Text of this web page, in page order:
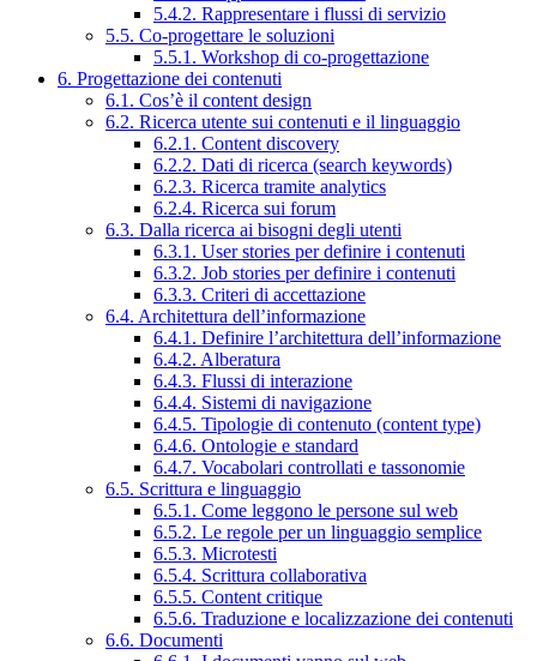
5.4.2. Rappresentare i flussi di servizio
5.5. Co-progettare le soluzioni
5.5.1. Workshop di co-progettazione
6. Progettazione dei contenuti
6.1. Cos’è il content design
6.2. Ricerca utente sui contenuti e il linguaggio
6.2.1. Content discovery
6.2.2. Dati di ricerca (search keywords)
6.2.3. Ricerca tramite analytics
6.2.4. Ricerca sui forum
6.3. Dalla ricerca ai bisogni degli utenti
6.3.1. User stories per definire i contenuti
6.3.2. Job stories per definire i contenuti
6.3.3. Criteri di accettazione
6.4. Architettura dell’informazione
6.4.1. Definire l’architettura dell’informazione
6.4.2. Alberatura
6.4.3. Flussi di interazione
6.4.4. Sistemi di navigazione
6.4.5. Tipologie di contenuto (content type)
6.4.6. Ontologie e standard
6.4.7. Vocabolari controllati e tassonomie
6.5. Scrittura e linguaggio
6.5.1. Come leggono le persone sul web
6.5.2. Le regole per un linguaggio semplice
6.5.3. Microtesti
6.5.4. Scrittura collaborativa
6.5.5. Content critique
6.5.6. Traduzione e localizzazione dei contenuti
6.6. Documenti